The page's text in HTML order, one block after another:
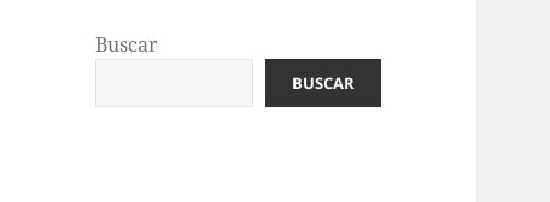
Buscar
BUSCAR